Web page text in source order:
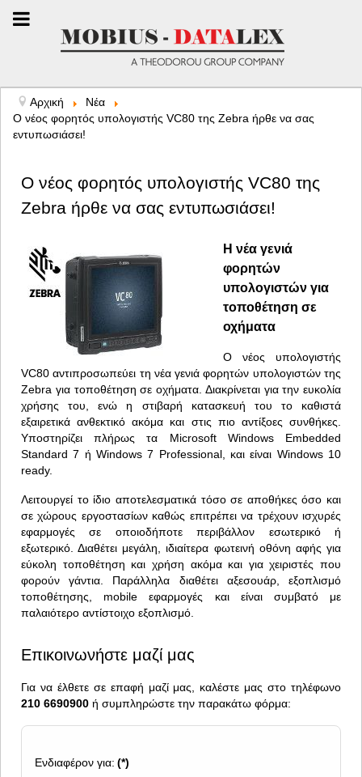
Αρχική
Νέα
Ο νέος φορητός υπολογιστής VC80 της Zebra ήρθε να σας
εντυπωσιάσει!
Ο νέος φορητός υπολογιστής VC80 της
Zebra ήρθε να σας εντυπωσιάσει!
Η νέα γενιά
φορητών
υπολογιστών για
τοποθέτηση σε
οχήματα
Ο νέος υπολογιστής
VC80 αντιπροσωπεύει τη νέα γενιά φορητών υπολογιστών της
Zebra για τοποθέτηση σε οχήματα. Διακρίνεται για την ευκολία
χρήσης του, ενώ η στιβαρή κατασκευή του το καθιστά
εξαιρετικά ανθεκτικό ακόμα και στις πιο αντίξοες συνθήκες.
Υποστηρίζει πλήρως τα Microsoft Windows Embedded
Standard 7 ή Windows 7 Professional, και είναι Windows 10
ready.
Λειτουργεί το ίδιο αποτελεσματικά τόσο σε αποθήκες όσο και
σε χώρους εργοστασίων καθώς επιτρέπει να τρέχουν ισχυρές
εφαρμογές σε οποιοδήποτε περιβάλλον εσωτερικό ή
εξωτερικό. Διαθέτει μεγάλη, ιδιαίτερα φωτεινή οθόνη αφής για
εύκολη τοποθέτηση και χρήση ακόμα και για χειριστές που
φορούν γάντια. Παράλληλα διαθέτει αξεσουάρ, εξοπλισμό
τοποθέτησης, mobile εφαρμογές και είναι συμβατό με
παλαιότερο αντίστοιχο εξοπλισμό.
Επικοινωνήστε μαζί μας
Για να έλθετε σε επαφή μαζί μας, καλέστε μας στο τηλέφωνο
210 6690900 ή συμπληρώστε την παρακάτω φόρμα:
Ενδιαφέρον για: (*)